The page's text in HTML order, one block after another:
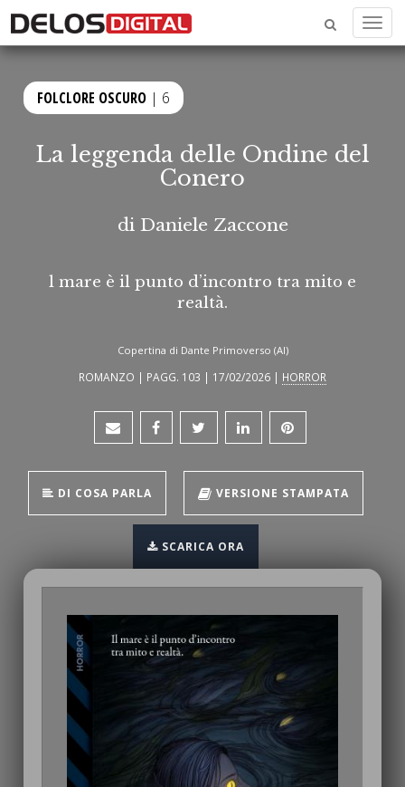
Menu
FOLCLORE OSCURO | 6
La leggenda delle Ondine del
Conero
di Daniele Zaccone
l mare è il punto d’incontro tra mito e
realtà.
Copertina di Dante Primoverso (AI)
ROMANZO | PAGG. 103 | 17/02/2026 | HORROR
DI COSA PARLA VERSIONE STAMPATA
SCARICA ORA